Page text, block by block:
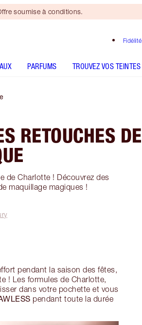
soumise à conditions.
Fidélité
PARFUMS TROUVEZ VOS TEINTES
RETOUCHES DE
de Charlotte ! Découvrez des
maquillage magiques !
pendant la saison des fêtes,
! Les formules de Charlotte,
dans votre pochette et vous
pendant toute la durée